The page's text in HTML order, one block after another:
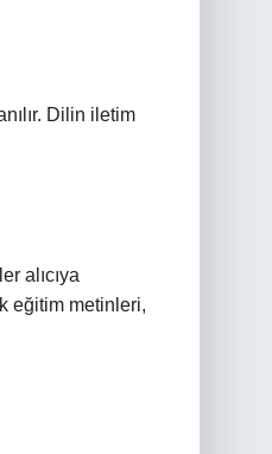
Dilin iletim
alıcıya
eğitim metinleri,